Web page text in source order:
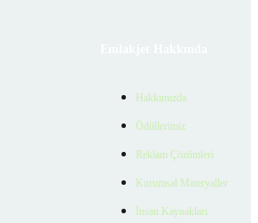
Hakkımızda
Ödüllerimiz
Reklam Çözümleri
Kurumsal Materyaller
İnsan Kaynakları